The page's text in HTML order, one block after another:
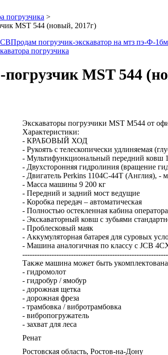
погрузчика >
MST 544 (новый, 2017г)
Продам погрузчик-экскаватор на мтз пэ-Ф-
погрузчика
погрузчик MST 544
Экскаваторы погрузчики MST M544 от
Характеристики:
- КРАБОВЫЙ ХОД
- Рукоять с телескопически удлиняемая
- Мультифункциональный передний ковш
- Двухсторонняя гидролиния (вращение
- Двигатель Perkins 1104C-44T (Англия), -
- Масса машины 9 200 кг
- Передний и задний мост ведущие
- Коробка передач – автоматическая
- Полностью остекленная кабина
- Экскаваторный ковш с зубьями
- Проблесковый маяк
- Аккумуляторная батарея для суровых
- Машина аналогичная по классу с JCB
Также машина может быть
- гидромолот
- гидробур / ямобур
- дорожная щетка
- дорожная фреза
- трамбовка / вибротрамбовка
- вибропогружатель
- захват для леса
Ренат
Ростовская область, Ростов-на-Дону